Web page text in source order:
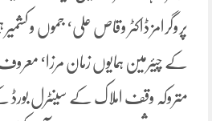
پروگرامز ڈاکٹر وقاص علی‘ جموں و
کے چیئرمین ہمایوں زمان مرزا‘ معروف
متروکہ وقف املاک کے سینٹرل بورڈ